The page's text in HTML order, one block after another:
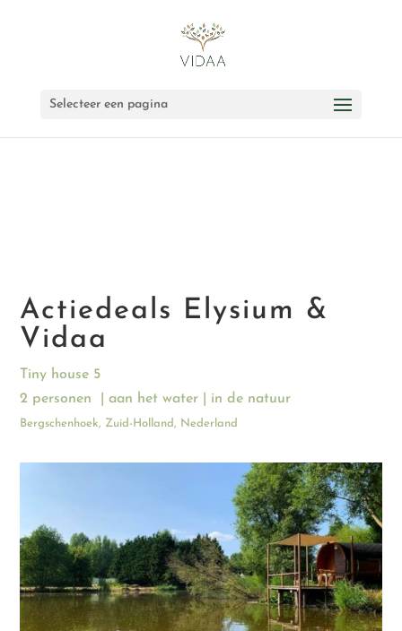
Selecteer een pagina
Actiedeals Elysium &
Vidaa
Tiny house 5
2 personen | aan het water | in de natuur
Bergschenhoek, Zuid-Holland, Nederland